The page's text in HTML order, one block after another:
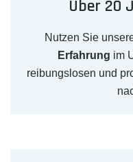
Über 20
Nutzen Sie
Erfahrung im
reibungslosen und